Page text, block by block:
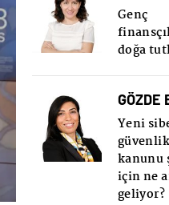
Genç
doğa
GÖZDE
Yeni
güvenlik
kanunu
için ne
geliyor?